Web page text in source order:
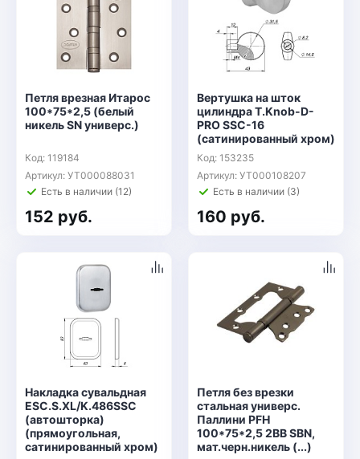
Петля врезная Итарос
100*75*2,5 (белый
никель SN универс.)
Код: 119184
Артикул: УТ000088031
Есть в наличии (12)
152 руб.
Вертушка на шток
цилиндра T.Knob-D-
PRO SSC-16
(сатинированный хром)
Код: 153235
Артикул: УТ000108207
Есть в наличии (3)
160 руб.
Накладка сувальдная
ESC.S.XL/K.486SSC
(автошторка)
(прямоугольная,
сатинированный хром)
Петля без врезки
стальная универс.
Паллини PFH
100*75*2,5 2ВВ SBN,
мат.черн.никель (...)